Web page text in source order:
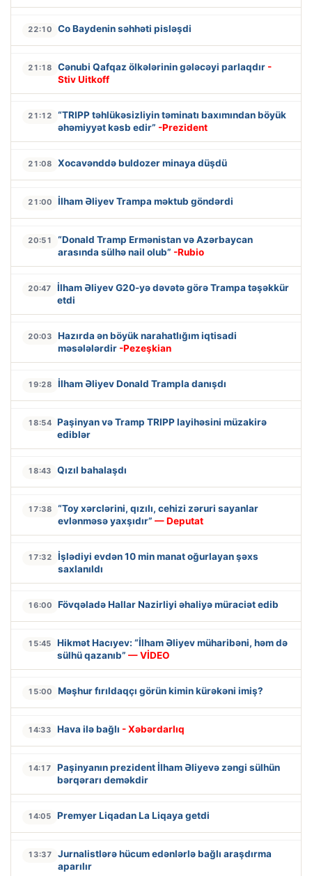
22:10 Co Baydenin səhhəti pisləşdi
21:18 Cənubi Qafqaz ölkələrinin gələcəyi parlaqdır -
Stiv Uitkoff
21:12
“TRIPP təhlükəsizliyin təminatı baxımından böyük
əhəmiyyət kəsb edir” -Prezident
21:08 Xocavənddə buldozer minaya düşdü
21:00 İlham Əliyev Trampa məktub göndərdi
20:51
“Donald Tramp Ermənistan və Azərbaycan
arasında sülhə nail olub” -Rubio
20:47
İlham Əliyev G20-yə dəvətə görə Trampa təşəkkür
etdi
20:03
Hazırda ən böyük narahatlığım iqtisadi
məsələlərdir -Pezeşkian
19:28 İlham Əliyev Donald Trampla danışdı
18:54 Paşinyan və Tramp TRIPP layihəsini müzakirə
ediblər
18:43 Qızıl bahalaşdı
17:38
“Toy xərclərini, qızılı, cehizi zəruri sayanlar
evlənməsə yaxşıdır” — Deputat
17:32
İşlədiyi evdən 10 min manat oğurlayan şəxs
saxlanıldı
16:00 Fövqəladə Hallar Nazirliyi əhaliyə müraciət edib
15:45
Hikmət Hacıyev: “İlham Əliyev müharibəni, həm də
sülhü qazanıb” — VİDEO
15:00 Məşhur fırıldaqçı görün kimin kürəkəni imiş?
14:33 Hava ilə bağlı - Xəbərdarlıq
14:17
Paşinyanın prezident İlham Əliyevə zəngi sülhün
bərqərarı deməkdir
14:05 Premyer Liqadan La Liqaya getdi
13:37
Jurnalistlərə hücum edənlərlə bağlı araşdırma
aparılır